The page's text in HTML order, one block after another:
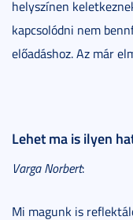
helyszínen
kapcsolódni nem
előadáshoz. Az már
Lehet ma is ilyen
Varga Norbert:
Mi magunk is